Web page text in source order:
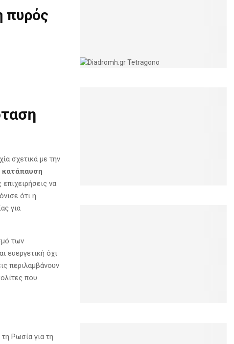
πυρός
σχετικά με την
κατάπαυση
να
ότι η
για
των
ευεργετική όχι
περιλαμβάνουν
που
Ρωσία για τη